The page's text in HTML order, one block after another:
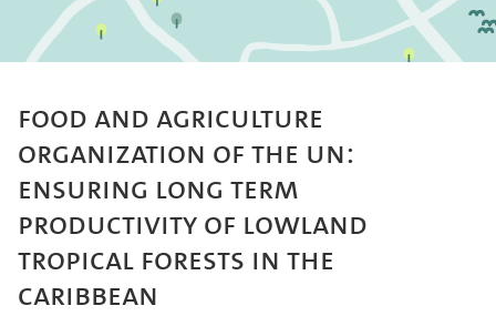
Food and Agriculture
Organization of the UN:
Ensuring Long Term
Productivity of Lowland
Tropical Forests in the
Caribbean